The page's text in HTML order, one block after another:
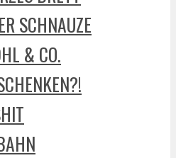
SCHNAUZE
& CO.